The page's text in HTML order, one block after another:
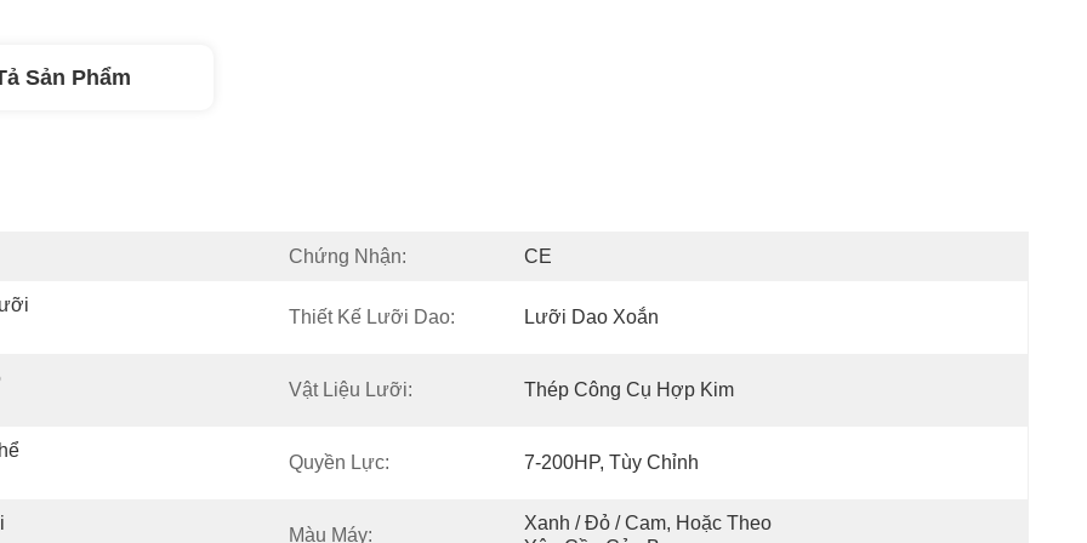
Sản Phẩm
Chứng Nhận: CE
Thiết Kế Lưỡi Dao: Lưỡi Dao Xoắn
Vật Liệu Lưỡi: Thép Công Cụ Hợp Kim
Quyền Lực: 7-200HP, Tùy Chỉnh
Màu Máy:
Xanh / Đỏ / Cam, Hoặc Theo